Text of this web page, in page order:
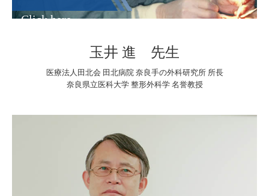
Click here
玉井 進 先生
医療法人田北会 田北病院 奈良手の外科研究所 所長
奈良県立医科大学 整形外科学 名誉教授